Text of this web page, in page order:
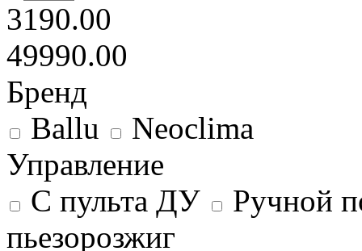
3190.00
49990.00
Бренд
Ballu
Neoclima
Управление
С пульта ДУ
Ручной
пьезорозжиг